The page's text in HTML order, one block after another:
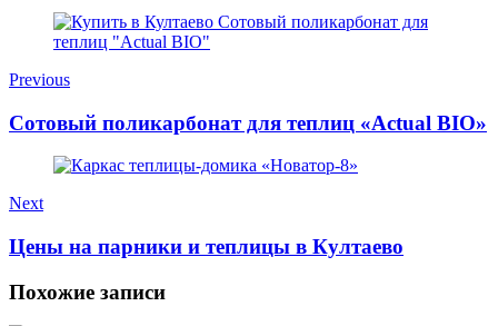
Previous
Сотовый поликарбонат для теплиц «Actual BIO»
Next
Цены на парники и теплицы в Култаево
Похожие записи